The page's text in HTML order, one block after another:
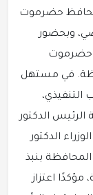
2022م، برئاسة محافظ حضرموت
وبحضور
حضرموت
في مستهل
الدكتور
الدكتور
بنبذ
مؤكدًا اعتزاز